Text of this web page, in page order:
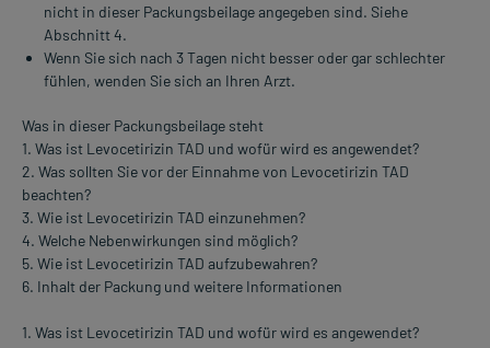
nicht in dieser Packungsbeilage angegeben sind. Siehe
Abschnitt 4.
Wenn Sie sich nach 3 Tagen nicht besser oder gar schlechter
fühlen, wenden Sie sich an Ihren Arzt.
Was in dieser Packungsbeilage steht
1. Was ist Levocetirizin TAD und wofür wird es angewendet?
2. Was sollten Sie vor der Einnahme von Levocetirizin TAD
beachten?
3. Wie ist Levocetirizin TAD einzunehmen?
4. Welche Nebenwirkungen sind möglich?
5. Wie ist Levocetirizin TAD aufzubewahren?
6. Inhalt der Packung und weitere Informationen
1. Was ist Levocetirizin TAD und wofür wird es angewendet?